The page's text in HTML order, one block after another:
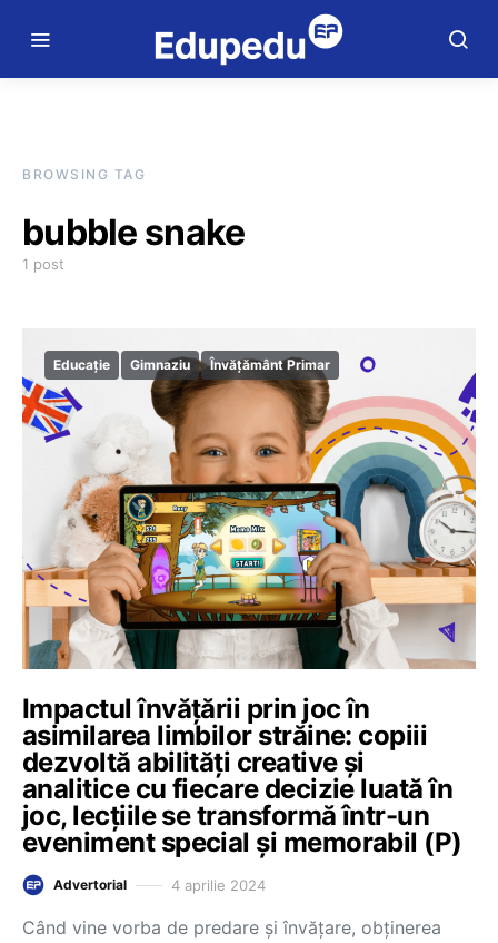
BROWSING TAG
bubble snake
1 post
Educație Gimnaziu Învățământ Primar
Impactul învățării prin joc în
asimilarea limbilor străine: copiii
dezvoltă abilități creative și
analitice cu fiecare decizie luată în
joc, lecțiile se transformă într-un
eveniment special și memorabil (P)
Advertorial 4 aprilie 2024
Când vine vorba de predare și învățare, obținerea